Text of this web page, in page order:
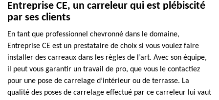
Entreprise CE, un carreleur qui est plébiscité
par ses clients
En tant que professionnel chevronné dans le domaine,
Entreprise CE est un prestataire de choix si vous voulez faire
installer des carreaux dans les règles de l’art. Avec son équipe,
il peut vous garantir un travail de pro, que vous le contactiez
pour une pose de carrelage d’intérieur ou de terrasse. La
qualité des poses de carrelage effectué par ce carreleur lui vaut